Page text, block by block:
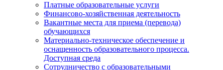
Платные образовательные услуги
Финансово-хозяйственная деятельность
Вакантные места для приема (перевода)
обучающихся
Материально-техническое обеспечение и
оснащенность образовательного процесса.
Доступная среда
Сотрудничество с образовательными